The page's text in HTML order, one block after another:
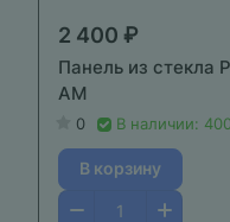
2 400 ₽
Панель из стекла
AM
0 В наличии:
В корзину